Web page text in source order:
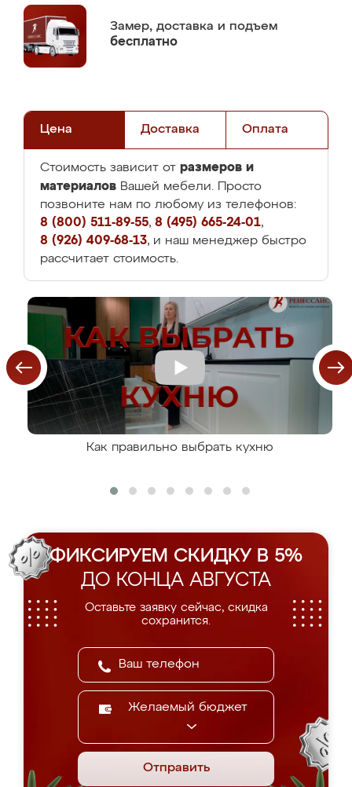
Замер, доставка и подъем
бесплатно
Цена Доставка Оплата
Стоимость зависит от размеров и
материалов Вашей мебели. Просто
позвоните нам по любому из телефонов:
8 (800) 511-89-55, 8 (495) 665-24-01,
8 (926) 409-68-13, и наш менеджер быстро
рассчитает стоимость.
Как правильно выбрать кухню
ФИКСИРУЕМ СКИДКУ В 5%
ДО КОНЦА АВГУСТА
Оставьте заявку сейчас, скидка
сохранится.
Желаемый бюджет
Отправить